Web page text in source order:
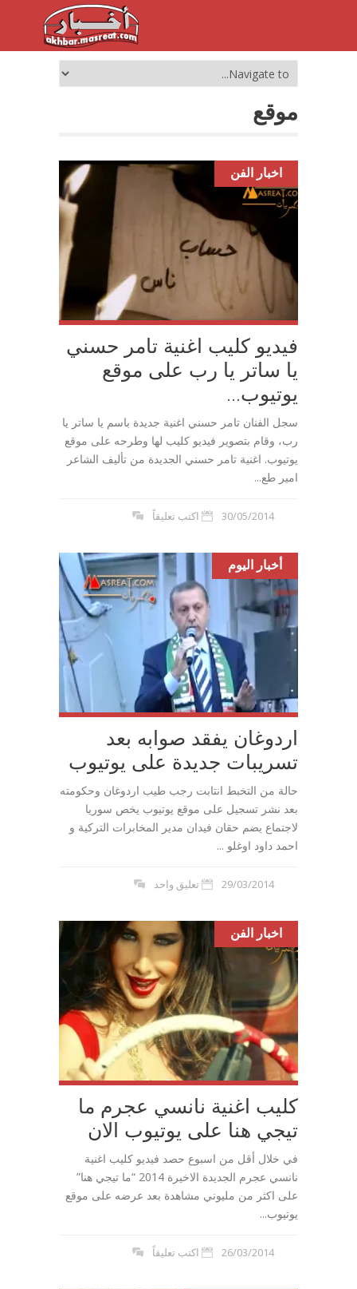
موقع
اخبار الفن
فيديو كليب اغنية تامر حسني
يا ساتر يا رب على موقع
يوتيوب...
سجل الفنان تامر حسني اغنية جديدة باسم يا ساتر يا
رب، وقام بتصوير فيديو كليب لها وطرحه على موقع
يوتيوب. اغنية تامر حسني الجديدة من تأليف الشاعر
امير طع...
30/05/2014 اكتب تعليقاً
أخبار اليوم
اردوغان يفقد صوابه بعد
تسريبات جديدة على يوتيوب
حالة من التخبط انتابت رجب طيب اردوغان وحكومته
بعد نشر تسجيل على موقع يوتيوب يخص سوريا
لاجتماع يضم حقان فيدان مدير المخابرات التركية و
احمد داود اوغلو ...
29/03/2014 تعليق واحد
اخبار الفن
كليب اغنية نانسي عجرم ما
تيجي هنا على يوتيوب الان
في خلال أقل من اسبوع حصد فيديو كليب اغنية
نانسي عجرم الجديدة الاخيرة 2014 “ما تيجي هنا”
على اكثر من مليوني مشاهدة بعد عرضه على موقع
يوتيوب...
26/03/2014 اكتب تعليقاً